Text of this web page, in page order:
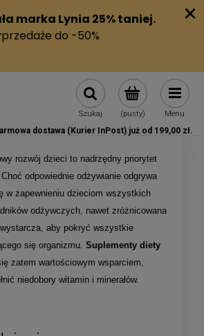
(pusty)
Szukaj Menu
dostawa (Kurier InPost) już od 199,00 zł.
rozwój dzieci to nadrzędny priorytet
odpowiednie odżywianie odgrywa
w zapewnieniu dzieciom wszystkich
odżywczych, nawet zróżnicowana
aby pokryć wszystkie
się organizmu. Suplementy diety
zatem wartościowym wsparciem,
niedobory witamin i minerałów.